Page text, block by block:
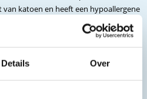
Details Over
van katoen en heeft een hypoallergene
variant op de bekende CureTape
Punch. Door het unieke
grotere stretchcapaciteit en is de
huid en fascia ontvangen veel meer